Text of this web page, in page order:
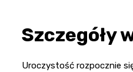
Szczegóły
Uroczystość rozpocznie